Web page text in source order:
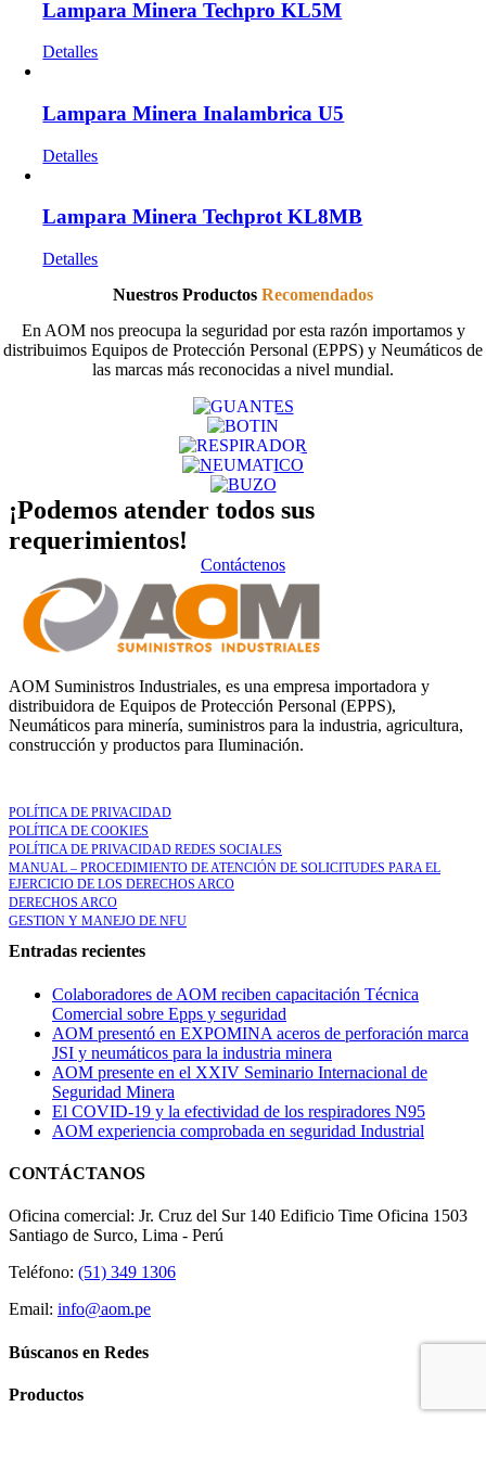
Lampara Minera Techpro KL5M
Detalles
Lampara Minera Inalambrica U5
Detalles
Lampara Minera Techprot KL8MB
Detalles
Nuestros Productos Recomendados
En AOM nos preocupa la seguridad por esta razón importamos y
distribuimos Equipos de Protección Personal (EPPS) y Neumáticos de
las marcas más reconocidas a nivel mundial.
¡Podemos atender todos sus
requerimientos!
Contáctenos
AOM Suministros Industriales, es una empresa importadora y
distribuidora de Equipos de Protección Personal (EPPS),
Neumáticos para minería, suministros para la industria, agricultura,
construcción y productos para Iluminación.
POLÍTICA DE PRIVACIDAD
POLÍTICA DE COOKIES
POLÍTICA DE PRIVACIDAD REDES SOCIALES
MANUAL – PROCEDIMIENTO DE ATENCIÓN DE SOLICITUDES PARA EL
EJERCICIO DE LOS DERECHOS ARCO
DERECHOS ARCO
GESTION Y MANEJO DE NFU
Entradas recientes
Colaboradores de AOM reciben capacitación Técnica
Comercial sobre Epps y seguridad
AOM presentó en EXPOMINA aceros de perforación marca
JSI y neumáticos para la industria minera
AOM presente en el XXIV Seminario Internacional de
Seguridad Minera
El COVID-19 y la efectividad de los respiradores N95
AOM experiencia comprobada en seguridad Industrial
CONTÁCTANOS
Oficina comercial: Jr. Cruz del Sur 140 Edificio Time Oficina 1503
Santiago de Surco, Lima - Perú
Teléfono: (51) 349 1306
Email: info@aom.pe
Búscanos en Redes
Productos